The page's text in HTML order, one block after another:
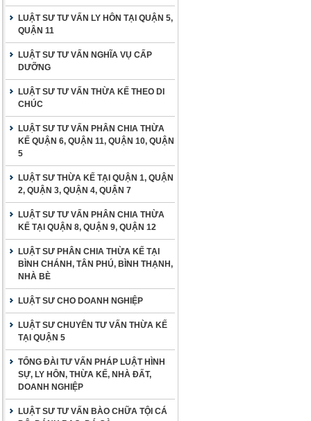
LUẬT SƯ TƯ VẤN LY HÔN TẠI QUẬN 5,
QUẬN 11
LUẬT SƯ TƯ VẤN NGHĨA VỤ CẤP
DƯỠNG
LUẬT SƯ TƯ VẤN THỪA KẾ THEO DI
CHÚC
LUẬT SƯ TƯ VẤN PHÂN CHIA THỪA
KẾ QUẬN 6, QUẬN 11, QUẬN 10, QUẬN
5
LUẬT SƯ THỪA KẾ TẠI QUẬN 1, QUẬN
2, QUẬN 3, QUẬN 4, QUẬN 7
LUẬT SƯ TƯ VẤN PHÂN CHIA THỪA
KẾ TẠI QUẬN 8, QUẬN 9, QUẬN 12
LUẬT SƯ PHÂN CHIA THỪA KẾ TẠI
BÌNH CHÁNH, TÂN PHÚ, BÌNH THẠNH,
NHÀ BÈ
LUẬT SƯ CHO DOANH NGHIỆP
LUẬT SƯ CHUYÊN TƯ VẤN THỪA KẾ
TẠI QUẬN 5
TỔNG ĐÀI TƯ VẤN PHÁP LUẬT HÌNH
SỰ, LY HÔN, THỪA KẾ, NHÀ ĐẤT,
DOANH NGHIỆP
LUẬT SƯ TƯ VẤN BÀO CHỮA TỘI CÁ